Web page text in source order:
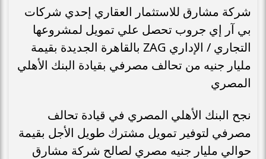
شركة مشارق للاستثمار العقاري إحدي شركات
بي آر إي جروب تحصل علي تمويل لمشروعها
التجاري / الإداري ZAG بالقاهرة الجديدة بقيمة
مليار جنيه من تحالف مصرفي بقيادة البنك الأهلي
المصري
نجح البنك الأهلي المصري في قيادة تحالف
مصرفي لتوفير تمويل مشترك طويل الأجل بقيمة
حوالي مليار جنيه مصري لصالح شركة مشارق